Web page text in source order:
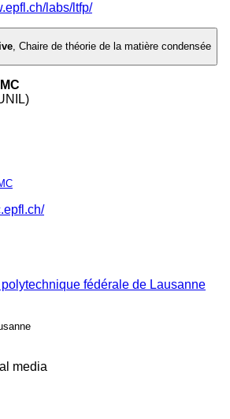
labs/ltfp/
, Chaire de théorie de la matière condensée
media